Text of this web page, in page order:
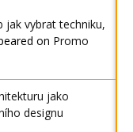
jak vybrat techniku,
on Promo
jako
designu